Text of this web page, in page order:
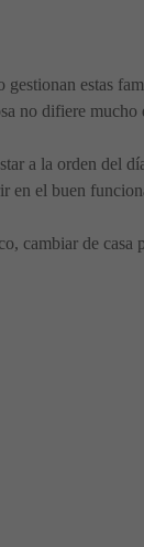
estas
no difiere mucho
a la orden del
en el buen
cambiar de casa